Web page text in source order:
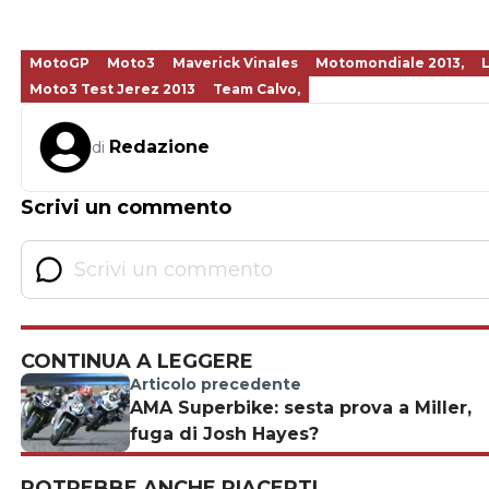
MotoGP Moto3 Maverick Vinales Motomondiale 2013,
Moto3 Test Jerez 2013
Team Calvo,
di Redazione
Scrivi un commento
CONTINUA A LEGGERE
Articolo precedente
AMA Superbike: sesta prova a Miller,
fuga di Josh Hayes?